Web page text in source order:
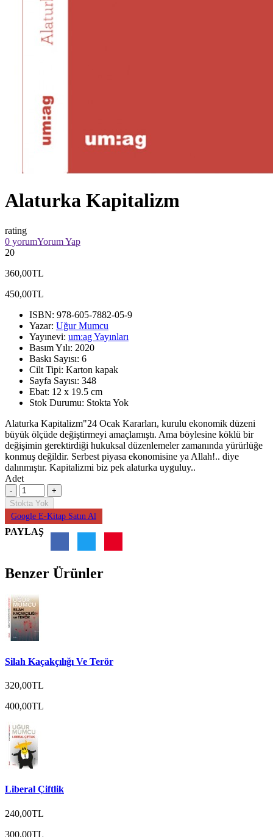
Alaturka Kapitalizm
rating
0 yorumYorum Yap
20
360,00TL
450,00TL
ISBN: 978-605-7882-05-9
Yazar: Uğur Mumcu
Yayınevi: um:ag Yayınları
Basım Yılı: 2020
Baskı Sayısı: 6
Cilt Tipi: Karton kapak
Sayfa Sayısı: 348
Ebat: 12 x 19.5 cm
Stok Durumu: Stokta Yok
Alaturka Kapitalizm"24 Ocak Kararları, kurulu ekonomik düzeni
büyük ölçüde değiştirmeyi amaçlamıştı. Ama böylesine köklü bir
değişimin gerektirdiği hukuksal düzenlemeler zamanında yürürlüğe
konmuş değildir. Serbest piyasa ekonomisine ya Allah!.. diye
dalınmıştır. Kapitalizmi biz pek alaturka uyguluy..
Adet
Stokta Yok
Google E-Kitap Satın Al
PAYLAŞ
Benzer Ürünler
Silah Kaçakçılığı Ve Terör
320,00TL
400,00TL
Liberal Çiftlik
240,00TL
300,00TL